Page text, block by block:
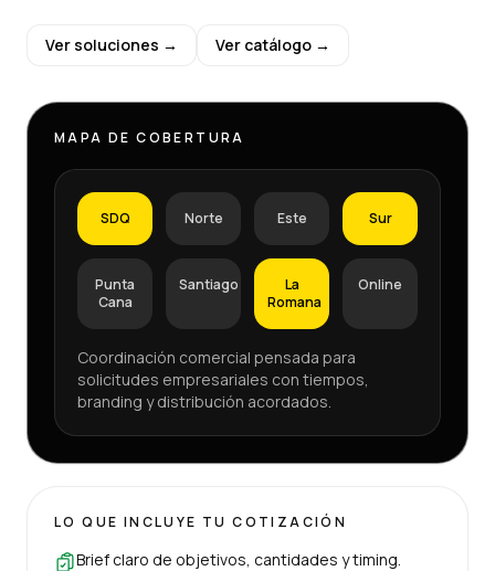
Ver soluciones → Ver catálogo →
MAPA DE COBERTURA
SDQ Norte Este Sur
Punta
Cana
Santiago
La
Romana
Online
Coordinación comercial pensada para
solicitudes empresariales con tiempos,
branding y distribución acordados.
LO QUE INCLUYE TU COTIZACIÓN
Brief claro de objetivos, cantidades y timing.